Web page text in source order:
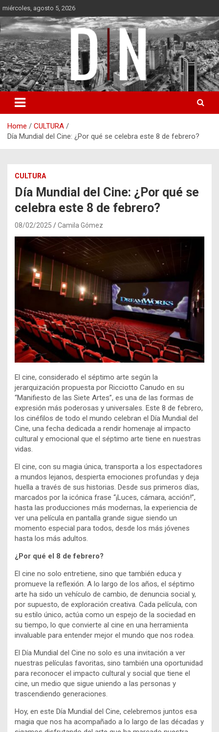
Skip
to
content
miércoles, agosto 5, 2026
Diámetro Noticias
Home
CULTURA
Día Mundial del Cine: ¿Por qué se celebra este 8 de febrero?
CULTURA
Día Mundial del Cine: ¿Por qué se
celebra este 8 de febrero?
08/02/2025 Camila Gómez
El cine, considerado el séptimo arte según la
jerarquización propuesta por Ricciotto Canudo en su
“Manifiesto de las Siete Artes”, es una de las formas de
expresión más poderosas y universales. Este 8 de febrero,
los cinéfilos de todo el mundo celebran el Día Mundial del
Cine, una fecha dedicada a rendir homenaje al impacto
cultural y emocional que el séptimo arte tiene en nuestras
vidas.
El cine, con su magia única, transporta a los espectadores
a mundos lejanos, despierta emociones profundas y deja
huella a través de sus historias. Desde sus primeros días,
marcados por la icónica frase “¡Luces, cámara, acción!”,
hasta las producciones más modernas, la experiencia de
ver una película en pantalla grande sigue siendo un
momento especial para todos, desde los más jóvenes
hasta los más adultos.
¿Por qué el 8 de febrero?
El cine no solo entretiene, sino que también educa y
promueve la reflexión. A lo largo de los años, el séptimo
arte ha sido un vehículo de cambio, de denuncia social y,
por supuesto, de exploración creativa. Cada película, con
su estilo único, actúa como un espejo de la sociedad en
su tiempo, lo que convierte al cine en una herramienta
invaluable para entender mejor el mundo que nos rodea.
El Día Mundial del Cine no solo es una invitación a ver
nuestras películas favoritas, sino también una oportunidad
para reconocer el impacto cultural y social que tiene el
cine, un medio que sigue uniendo a las personas y
trascendiendo generaciones.
Hoy, en este Día Mundial del Cine, celebremos juntos esa
magia que nos ha acompañado a lo largo de las décadas y